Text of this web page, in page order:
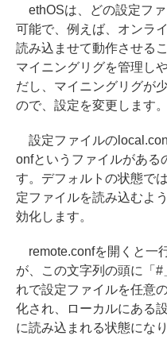
ethOSは、どの設定フ
可能で、例えば、オンラ
読み込ませて動作させる
マイニングリグを管理し
だし、マイニングリグが
ので、設定を変更します。
設定ファイルの
onfというファイルがある
す。デフォルトの状態で
定ファイルを読み込むよ
効化します。
remote.confを開くと一
が、この文字列の頭に「
れで設定ファイルを任意
化され、ローカルにある
に読み込まれる状態になり